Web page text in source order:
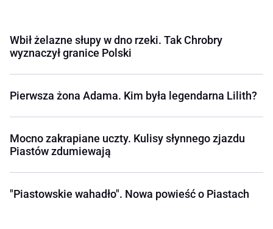
Wbił żelazne słupy w dno rzeki. Tak Chrobry
wyznaczył granice Polski
Pierwsza żona Adama. Kim była legendarna Lilith?
Mocno zakrapiane uczty. Kulisy słynnego zjazdu
Piastów zdumiewają
"Piastowskie wahadło". Nowa powieść o Piastach